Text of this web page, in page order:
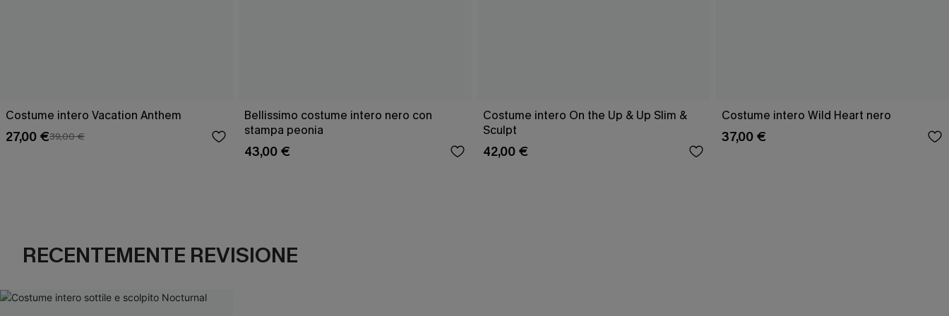
Costume intero Vacation Anthem
27,00 €39,00 €
Bellissimo costume intero nero con
stampa peonia
43,00 €
Costume intero On the Up & Up Slim &
Sculpt
42,00 €
Costume intero Wild Heart nero
37,00 €
RECENTEMENTE REVISIONE